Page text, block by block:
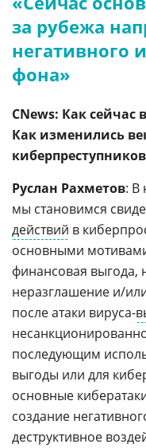
за рубежа
негативного
фона»
CNews: Как
Как изменились
Руслан Рахметов: В
мы становимся
действий в
основными
финансовая выгода,
неразглашение и/
после атаки вируса-
последующим
выгоды или для
основные
создание
деструктивное